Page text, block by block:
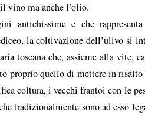
vino ma anche l’olio.
antichissime e che
la coltivazione dell’ulivo si
toscana che, assieme alla vite,
proprio quello di mettere in
coltura, i vecchi frantoi con le
tradizionalmente sono ad esso